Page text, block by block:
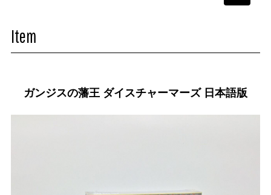
Item
ガンジスの藩王 ダイスチャーマーズ 日本語版